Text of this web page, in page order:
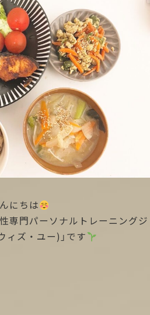
にちは
専門パーソナルトレーニングジ
ィズ・ユー)」です